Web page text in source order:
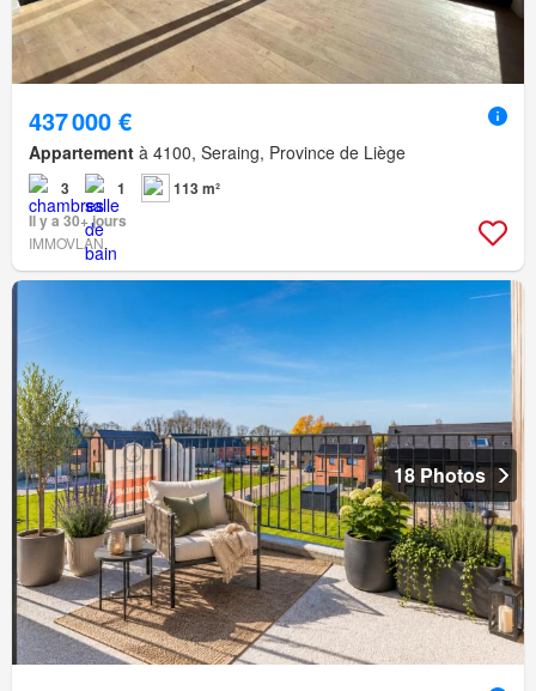
437 000 €
Appartement à 4100, Seraing, Province de Liège
3 1
113 m²
Il y a 30+ jours
IMMOVLAN
18 Photos